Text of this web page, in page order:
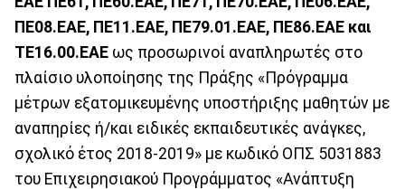
ΠΕ08.ΕΑΕ, ΠΕ11.ΕΑΕ, ΠΕ79.01.ΕΑΕ, ΠΕ86.ΕΑΕ και
ΤΕ16.00.ΕΑΕ ως προσωρινοί αναπληρωτές στο
πλαίσιο υλοποίησης της Πράξης «Πρόγραμμα
μέτρων εξατομικευμένης υποστήριξης μαθητών με
αναπηρίες ή/και ειδικές εκπαιδευτικές ανάγκες,
σχολικό έτος 2018-2019» με κωδικό ΟΠΣ 5031883
του Επιχειρησιακού Προγράμματος «Ανάπτυξη